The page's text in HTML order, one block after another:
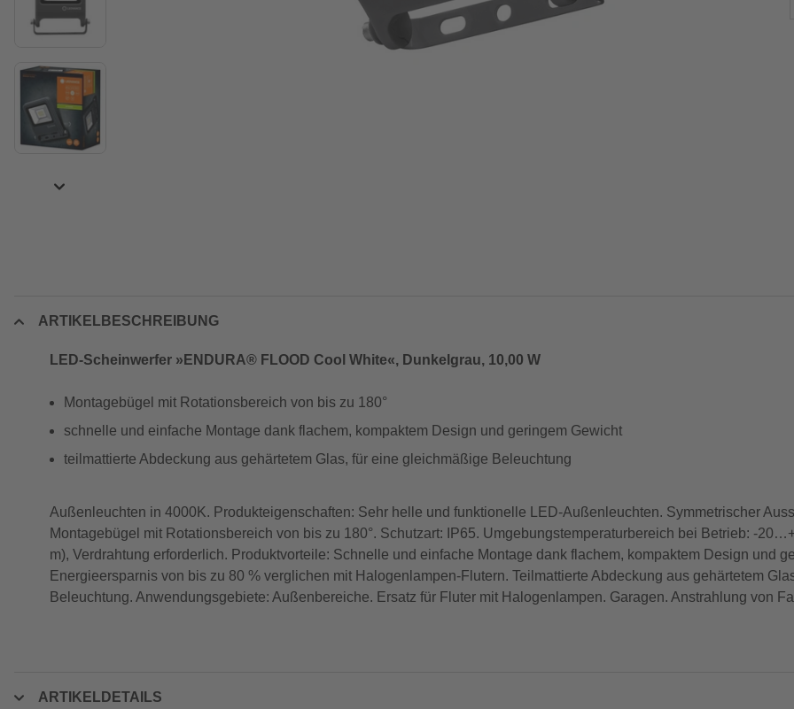
ARTIKELBESCHREIBUNG
LED-Scheinwerfer »ENDURA® FLOOD Cool White«, Dunkelgrau, 10,00 W
Montagebügel mit Rotationsbereich von bis zu 180°
schnelle und einfache Montage dank flachem, kompaktem Design und geringem Gewicht
teilmattierte Abdeckung aus gehärtetem Glas, für eine gleichmäßige Beleuchtung
Außenleuchten in 4000K. Produkteigenschaften: Sehr helle und funktionelle LED-Außenleuchten. Symmetrischer
Montagebügel mit Rotationsbereich von bis zu 180°. Schutzart: IP65. Umgebungstemperaturbereich bei Betrieb: -
m), Verdrahtung erforderlich. Produktvorteile: Schnelle und einfache Montage dank flachem, kompaktem Design und
Energieersparnis von bis zu 80 % verglichen mit Halogenlampen-Flutern. Teilmattierte Abdeckung aus gehärtetem
Beleuchtung. Anwendungsgebiete: Außenbereiche. Ersatz für Fluter mit Halogenlampen. Garagen. Anstrahlung von
ARTIKELDETAILS